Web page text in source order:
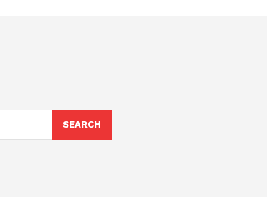
SEARCH